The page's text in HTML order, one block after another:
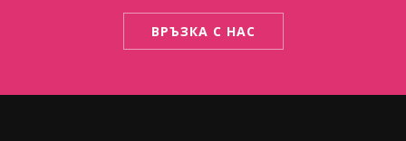
ВРЪЗКА С НАС